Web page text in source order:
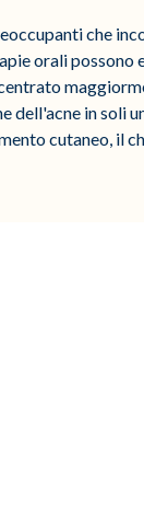
che
orali
dell'acne in soli
cutaneo, il